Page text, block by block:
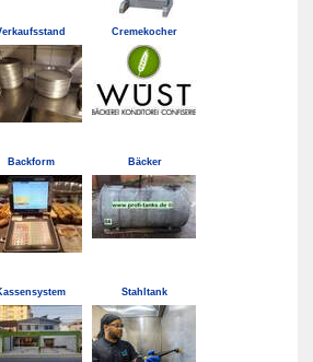
Cremekocher
Backform Bäcker
Stahltank